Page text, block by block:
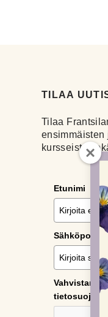
TILAA
Tilaa
ensimmäisten
kursseista
Etunimi
Sähköposti